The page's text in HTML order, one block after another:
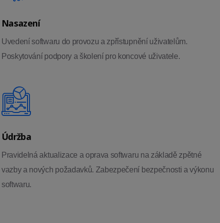
Nasazení
Uvedení softwaru do provozu a zpřístupnění uživatelům.
Poskytování podpory a školení pro koncové uživatele.
Údržba
Pravidelná aktualizace a oprava softwaru na základě zpětné
vazby a nových požadavků. Zabezpečení bezpečnosti a výkonu
softwaru.